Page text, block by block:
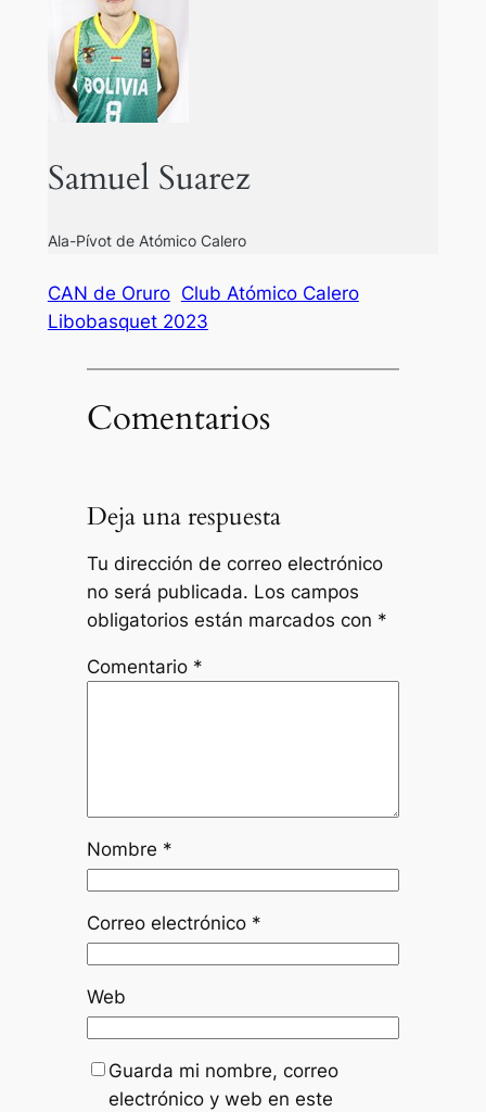
Samuel Suarez
Ala-Pívot de Atómico Calero
CAN de Oruro Club Atómico Calero
Libobasquet 2023
Comentarios
Deja una respuesta
Tu dirección de correo electrónico
no será publicada. Los campos
obligatorios están marcados con *
Comentario *
Nombre *
Correo electrónico *
Web
Guarda mi nombre, correo
electrónico y web en este